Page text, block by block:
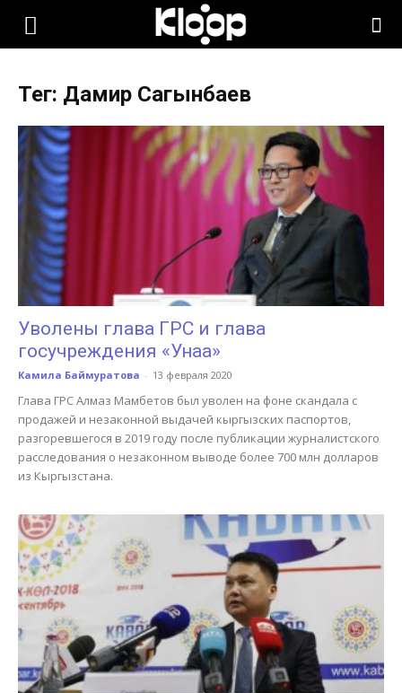
KLOOP.KG
Новости
Кыргызстана
Тег: Дамир Сагынбаев
Уволены глава ГРС и глава
госучреждения «Унаа»
Камила Баймуратова - 13 февраля 2020
Глава ГРС Алмаз Мамбетов был уволен на фоне скандала с
продажей и незаконной выдачей кыргызских паспортов,
разгоревшегося в 2019 году после публикации журналистского
расследования о незаконном выводе более 700 млн долларов
из Кыргызстана.